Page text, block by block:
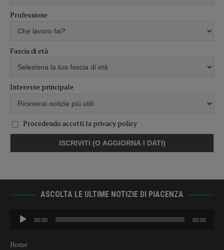
Professione
Fascia di età
Interesse principale
Procedendo accetti la privacy policy
ASCOLTA LE ULTIME NOTIZIE DI PIACENZA
Audio
Player
00:00 00:00
Home